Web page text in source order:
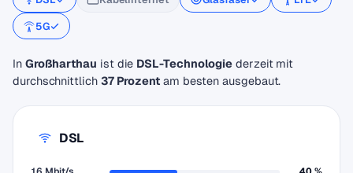
5G
In Großharthau ist die DSL-Technologie derzeit mit
durchschnittlich 37 Prozentam besten ausgebaut.
DSL